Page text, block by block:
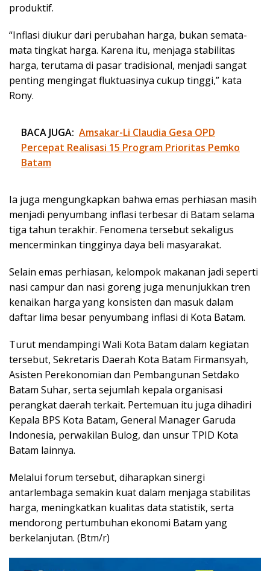
produktif.
“Inflasi diukur dari perubahan harga, bukan semata-
mata tingkat harga. Karena itu, menjaga stabilitas
harga, terutama di pasar tradisional, menjadi sangat
penting mengingat fluktuasinya cukup tinggi,” kata
Rony.
BACA JUGA: Amsakar-Li Claudia Gesa OPD
Percepat Realisasi 15 Program Prioritas Pemko
Batam
Ia juga mengungkapkan bahwa emas perhiasan masih
menjadi penyumbang inflasi terbesar di Batam selama
tiga tahun terakhir. Fenomena tersebut sekaligus
mencerminkan tingginya daya beli masyarakat.
Selain emas perhiasan, kelompok makanan jadi seperti
nasi campur dan nasi goreng juga menunjukkan tren
kenaikan harga yang konsisten dan masuk dalam
daftar lima besar penyumbang inflasi di Kota Batam.
Turut mendampingi Wali Kota Batam dalam kegiatan
tersebut, Sekretaris Daerah Kota Batam Firmansyah,
Asisten Perekonomian dan Pembangunan Setdako
Batam Suhar, serta sejumlah kepala organisasi
perangkat daerah terkait. Pertemuan itu juga dihadiri
Kepala BPS Kota Batam, General Manager Garuda
Indonesia, perwakilan Bulog, dan unsur TPID Kota
Batam lainnya.
Melalui forum tersebut, diharapkan sinergi
antarlembaga semakin kuat dalam menjaga stabilitas
harga, meningkatkan kualitas data statistik, serta
mendorong pertumbuhan ekonomi Batam yang
berkelanjutan. (Btm/r)